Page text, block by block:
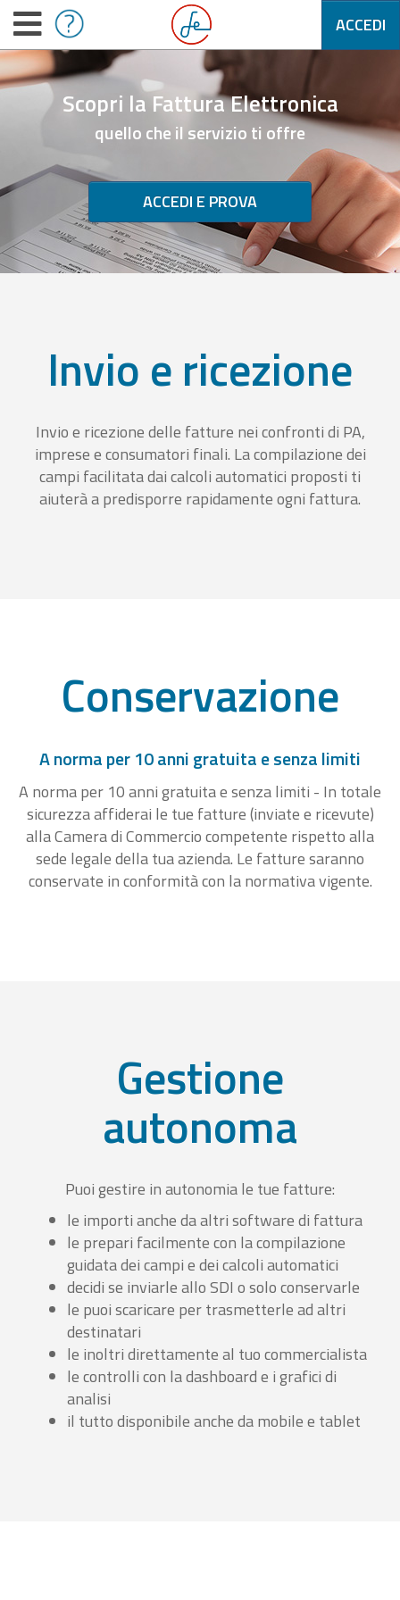
ACCEDI
Scopri la Fattura Elettronica
quello che il servizio ti offre
ACCEDI E PROVA
Invio e ricezione
Invio e ricezione delle fatture nei confronti di PA,
imprese e consumatori finali. La compilazione dei
campi facilitata dai calcoli automatici proposti ti
aiuterà a predisporre rapidamente ogni fattura.
Conservazione
A norma per 10 anni gratuita e senza limiti
A norma per 10 anni gratuita e senza limiti - In totale
sicurezza affiderai le tue fatture (inviate e ricevute)
alla Camera di Commercio competente rispetto alla
sede legale della tua azienda. Le fatture saranno
conservate in conformità con la normativa vigente.
Gestione
autonoma
Puoi gestire in autonomia le tue fatture:
le importi anche da altri software di fattura
le prepari facilmente con la compilazione
guidata dei campi e dei calcoli automatici
decidi se inviarle allo SDI o solo conservarle
le puoi scaricare per trasmetterle ad altri
destinatari
le inoltri direttamente al tuo commercialista
le controlli con la dashboard e i grafici di
analisi
il tutto disponibile anche da mobile e tablet